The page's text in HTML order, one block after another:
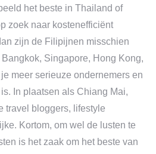
het beste in Thailand of
zoek naar kostenefficiënt
zijn de Filipijnen misschien
Singapore, Hong Kong,
meer serieuze ondernemers en
In plaatsen als Chiang Mai,
travel bloggers, lifestyle
Kortom, om wel de lusten te
is het zaak om het beste van